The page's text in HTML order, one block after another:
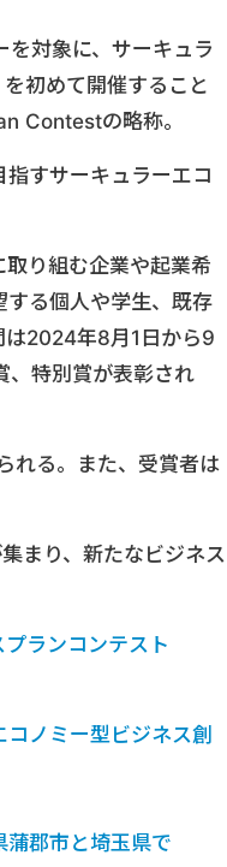
対象に、サーキュラ
初めて開催すること
Contestの略称。
すサーキュラーエコ
り組む企業や起業希
る個人や学生、既存
は2024年8月1日から9
、特別賞が表彰され
れる。また、受賞者は
まり、新たなビジネス
ランコンテスト
ノミー型ビジネス創
郡市と埼玉県で